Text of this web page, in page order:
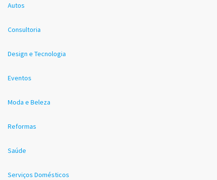
Autos
Consultoria
Design e Tecnologia
Eventos
Moda e Beleza
Reformas
Saúde
Serviços Domésticos